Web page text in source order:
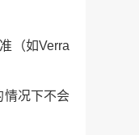
（如Verra
况下不会